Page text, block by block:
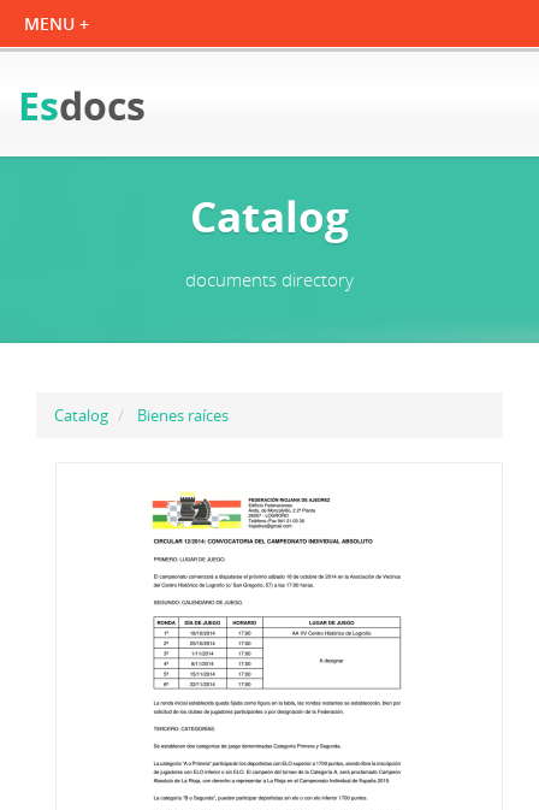
Esdocs
Catalog
documents directory
Catalog Bienes raíces